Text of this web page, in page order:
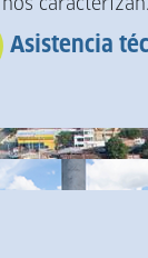
caracterizan.
Asistencia